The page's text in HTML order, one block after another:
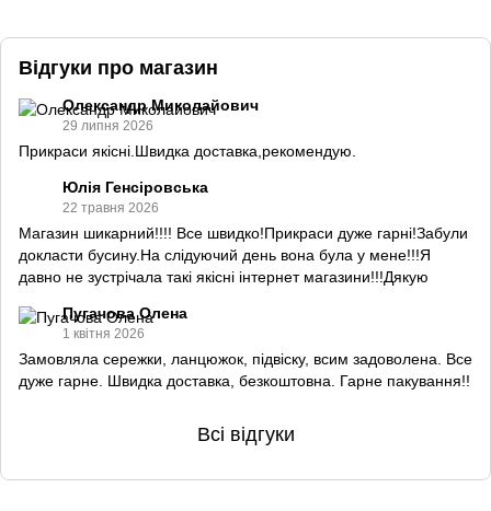
Відгуки про магазин
Олександр Миколайович
29 липня 2026
Прикраси якісні.Швидка доставка,рекомендую.
Юлія Генсіровська
22 травня 2026
Магазин шикарний!!!! Все швидко!Прикраси дуже гарні!Забули
докласти бусину.На слідуючий день вона була у мене!!!Я
давно не зустрічала такі якісні інтернет магазини!!!Дякую
Пугачова Олена
1 квітня 2026
Замовляла сережки, ланцюжок, підвіску, всим задоволена. Все
дуже гарне. Швидка доставка, безкоштовна. Гарне пакування!!
Всі відгуки